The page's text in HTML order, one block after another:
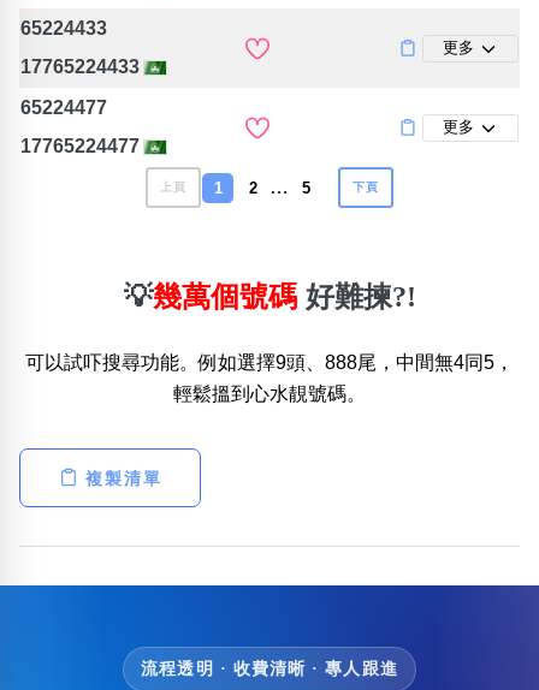
65224433
17765224433
更多
65224477
17765224477
更多
上頁 1 2 … 5 下頁
💡幾萬個號碼 好難揀?!
可以試吓搜尋功能。例如選擇9頭、888尾，中間無4同5，
輕鬆搵到心水靚號碼。
複製清單
流程透明 · 收費清晰 · 專人跟進